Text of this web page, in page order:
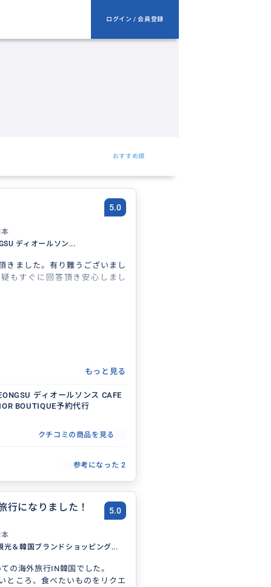
ログイン / 会員登録
おすすめ順
5.0
本
ディオールソン...
きました。有り難うございまし
もすぐに回答頂き安心しまし
もっと見る
ディオールソンス CAFE
BOUTIQUE予約代行
クチコミの商品を見る
参考になった 2
行になりました！ 5.0
本
光＆韓国ブランドショッピング...
の海外旅行IN韓国でした。
ところ、食べたいものをリクエ